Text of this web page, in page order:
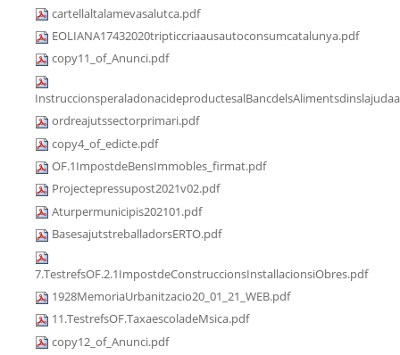
cartellaltalamevasalutca.pdf
EOLIANA17432020tripticcriaausautoconsumcatalunya.pdf
copy11_of_Anunci.pdf
ordreajutssectorprimari.pdf
copy4_of_edicte.pdf
OF.1ImpostdeBensImmobles_firmat.pdf
Projectepressupost2021v02.pdf
Aturpermunicipis202101.pdf
BasesajutstreballadorsERTO.pdf
7.TestrefsOF.2.1ImpostdeConstruccionsInstallacionsiObres.pdf
1928MemoriaUrbanitzacio20_01_21_WEB.pdf
11.TestrefsOF.TaxaescoladeMsica.pdf
copy12_of_Anunci.pdf